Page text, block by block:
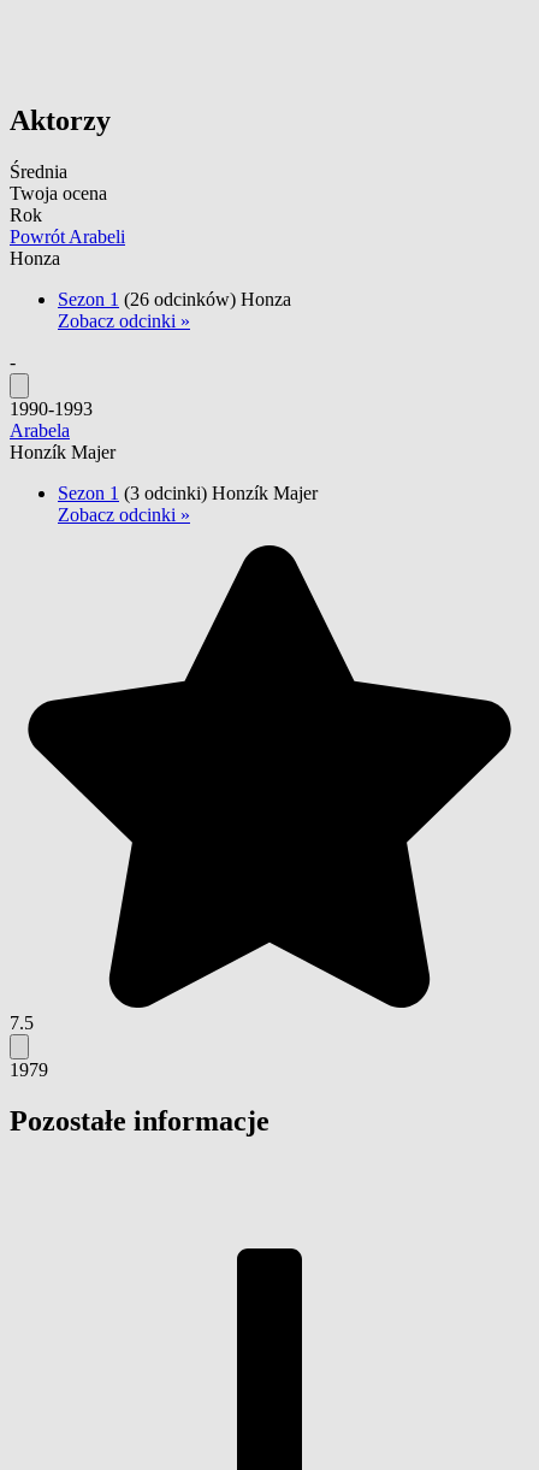
Aktorzy
Średnia
Twoja ocena
Rok
Powrót Arabeli
Honza
Sezon 1 (26 odcinków) Honza
Zobacz odcinki »
-
1990-1993
Arabela
Honzík Majer
Sezon 1 (3 odcinki) Honzík Majer
Zobacz odcinki »
7.5
1979
Pozostałe informacje